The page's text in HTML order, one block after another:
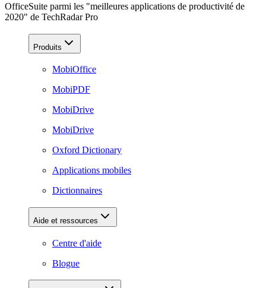
OfficeSuite parmi les "meilleures applications de productivité de
2020" de TechRadar Pro
Produits
MobiOffice
MobiPDF
MobiDrive
MobiDrive
Oxford Dictionary
Applications mobiles
Dictionnaires
Aide et ressources
Centre d'aide
Blogue